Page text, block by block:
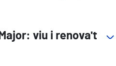
viu i renova't